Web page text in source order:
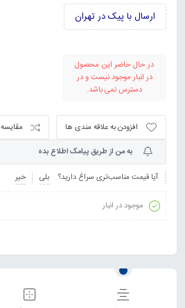
ارسال با پیک در تهران
در حال حاضر این محصول
در انبار موجود نیست و در
دسترس نمی باشد.
مقایسه
افزودن به علاقه مندی ها
به من از طریق پیامک اطلاع بده
آیا قیمت مناسب‌تری سراغ دارید؟ بلی خیر
موجود در انبار